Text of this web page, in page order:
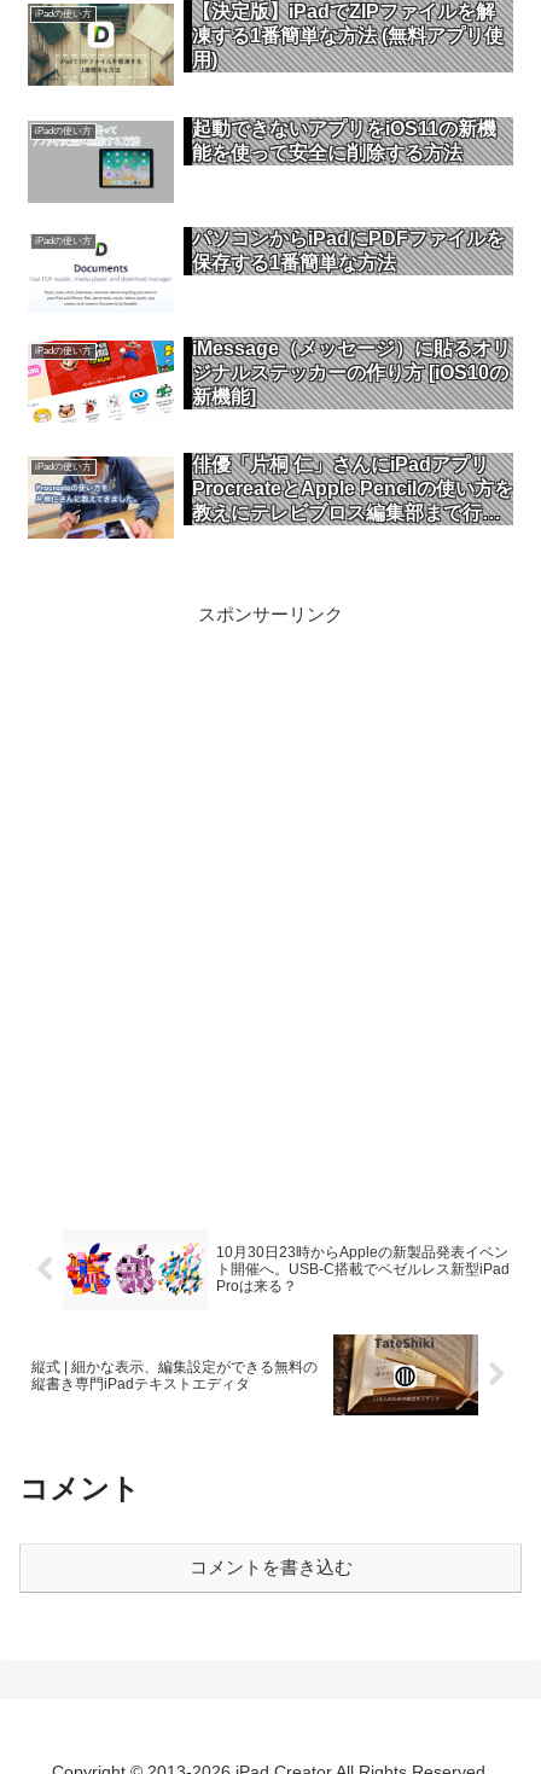
iPadの使い方
【決定版】iPadでZIPファイルを解
凍する1番簡単な方法 (無料アプリ使
用)
iPadの使い方
起動できないアプリをiOS11の新機
能を使って安全に削除する方法
iPadの使い方
パソコンからiPadにPDFファイルを
保存する1番簡単な方法
iPadの使い方
iMessage（メッセージ）に貼るオリ
ジナルステッカーの作り方 [iOS10の
新機能]
iPadの使い方
俳優「片桐 仁」さんにiPadアプリ
ProcreateとApple Pencilの使い方を
教えにテレビブロス編集部まで行っ
スポンサーリンク
10月30日23時からAppleの新製品発表イベン
ト開催へ。USB-C搭載でベゼルレス新型iPad
Proは来る？
縦式 | 細かな表示、編集設定ができる無料の
縦書き専門iPadテキストエディタ
コメント
コメントを書き込む